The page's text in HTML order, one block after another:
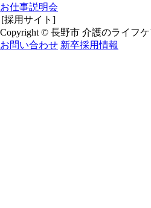
お仕事説明会
[採用サイト]
Copyright © 長野市 介護のライフ
お問い合わせ 新卒採用情報